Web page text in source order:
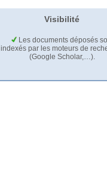
Visibilité
Les documents déposés
indexés par les moteurs de
(Google Scholar,…).